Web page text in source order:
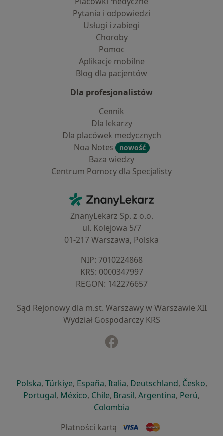
Pytania i odpowiedzi
Usługi i zabiegi
Choroby
Pomoc
Aplikacje mobilne
Blog dla pacjentów
Dla profesjonalistów
Cennik
Dla lekarzy
Dla placówek medycznych
Noa Notes
nowość
Baza wiedzy
Centrum Pomocy dla Specjalisty
ZnanyLekarz - Strona główna
ZnanyLekarz Sp. z o.o.
ul. Kolejowa 5/7
01-217 Warszawa, Polska
NIP: ⁠7010224868
KRS: ⁠0000347997
REGON: ⁠142276657
Sąd Rejonowy dla m.st. Warszawy w Warszawie XII
Wydział Gospodarczy KRS
Polskaotwiera się w nowej karcie
, Türkiyeotwiera się w nowej karcie
, Españaotwiera się w nowej karcie
, Italiaotwiera się w nowej
, Deutschlandotwiera się
, Česko,
Portugalotwiera się w nowej karcie
, Méxicootwiera się w nowej karcie
, Chileotwiera się w nowej karcie
, Brasilotwiera się w nowej
, Argentinaotwiera się
, Perú,
Colombia
Płatności kartą